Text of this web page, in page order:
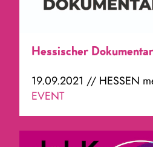
Hessischer
19.09.2021 // HESSEN
EVENT